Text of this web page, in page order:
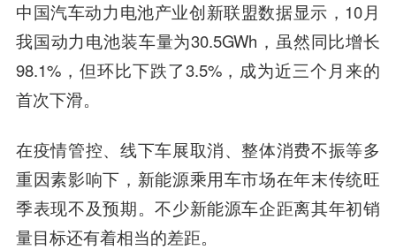
中国汽车动力电池产业创新联盟数据显示，10月
我国动力电池装车量为30.5GWh，虽然同比增长
98.1%，但环比下跌了3.5%，成为近三个月来的
首次下滑。
在疫情管控、线下车展取消、整体消费不振等多
重因素影响下，新能源乘用车市场在年末传统旺
季表现不及预期。不少新能源车企距离其年初销
量目标还有着相当的差距。